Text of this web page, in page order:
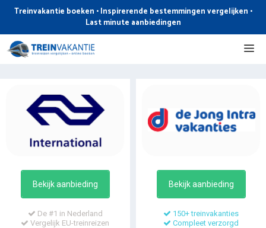
de
inhoud
Treinvakantie boeken • Inspirerende bestemmingen vergelijken •
Last minute aanbiedingen
Bekijk aanbieding
De #1 in Nederland
Vergelijk EU-treinreizen
Bekijk aanbieding
150+ treinvakanties
Compleet verzorgd